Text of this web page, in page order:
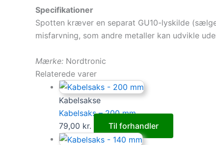
Specifikationer
Spotten kræver en separat GU10-lyskilde
misfarvning, som andre metaller kan udvikle
Mærke: Nordtronic
Relaterede varer
Kabelsakse
Kabelsaks – 200 mm
79,00 kr. Til forhandler